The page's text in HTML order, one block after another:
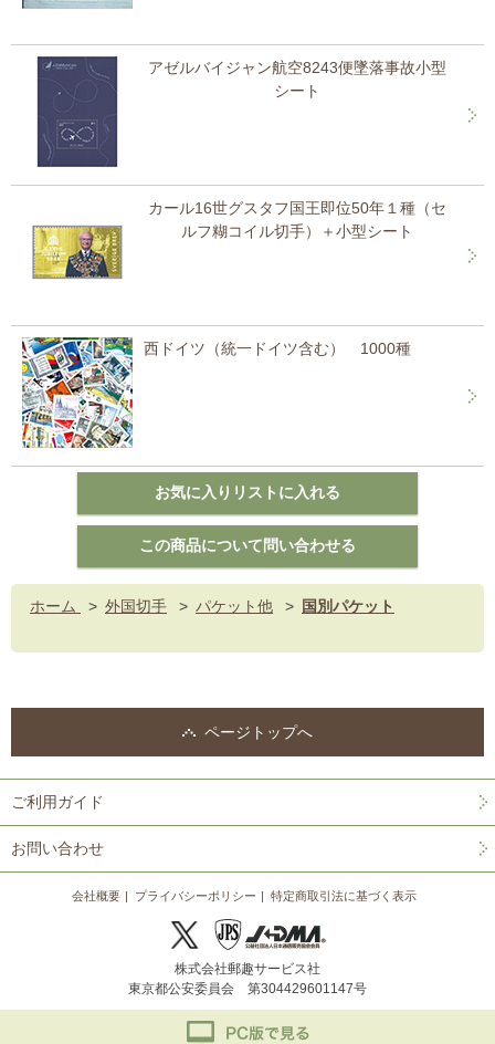
アゼルバイジャン航空8243便墜落事故小型
シート
カール16世グスタフ国王即位50年１種（セ
ルフ糊コイル切手）＋小型シート
西ドイツ（統一ドイツ含む） 1000種
ホーム > 外国切手 > パケット他 > 国別パケット
ページトップへ
ご利用ガイド
お問い合わせ
会社概要 プライバシーポリシー 特定商取引法に基づく表示
株式会社郵趣サービス社
東京都公安委員会 第304429601147号